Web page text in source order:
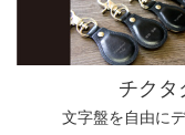
チク
文字盤を自由に